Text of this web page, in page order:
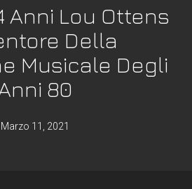
Anni Lou Ottens
Della
Musicale Degli
80
Marzo 11, 2021